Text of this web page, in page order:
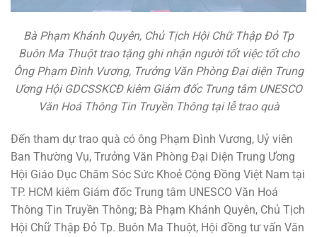
Bà Phạm Khánh Quyên, Chủ Tịch Hội Chữ Thập Đỏ Tp
Buôn Ma Thuột trao tặng ghi nhận người tốt việc tốt cho
Ông Phạm Đình Vương, Trưởng Văn Phòng Đại diện Trung
Ương Hội GDCSSKCĐ kiêm Giám đốc Trung tâm UNESCO
Văn Hoá Thông Tin Truyền Thông tại lễ trao quà
Đến tham dự trao quà có ông Phạm Đình Vương, Uỷ viên
Ban Thường Vụ, Trưởng Văn Phòng Đại Diện Trung Ương
Hội Giáo Dục Chăm Sóc Sức Khoẻ Cộng Đồng Việt Nam tại
TP. HCM kiêm Giám đốc Trung tâm UNESCO Văn Hoá
Thông Tin Truyền Thông; Bà Phạm Khánh Quyên, Chủ Tịch
Hội Chữ Thập Đỏ Tp. Buôn Ma Thuột, Hội đồng tư vấn Văn